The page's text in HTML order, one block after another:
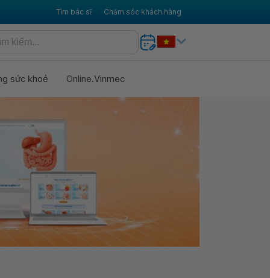
Tìm bác sĩ Chăm sóc khách hàng
sức khoẻ Online.Vinmec